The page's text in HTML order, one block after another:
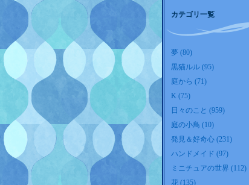
カテゴリ一覧
夢 (80)
黒猫ルル (95)
庭から (71)
K (75)
日々のこと (959)
庭の小鳥 (10)
発見＆好奇心 (231)
ハンドメイド (97)
ミニチュアの世界 (112)
花 (135)